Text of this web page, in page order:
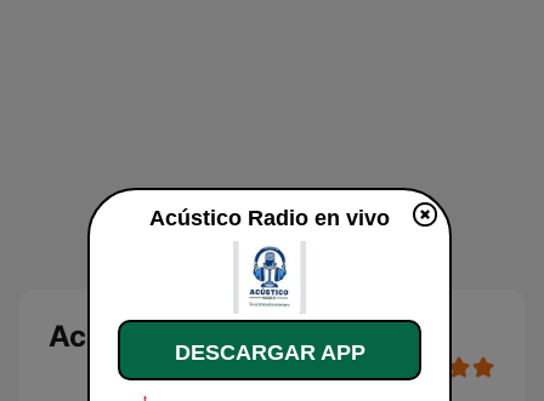
Acústico Radio
Acústico Radio en vivo
DESCARGAR APP